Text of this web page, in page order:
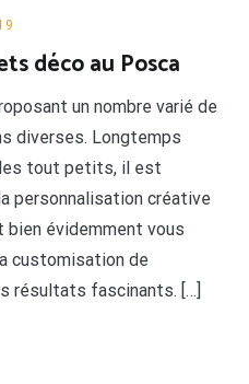
déco au Posca
un nombre varié de
diverses. Longtemps
tout petits, il est
personnalisation créative
bien évidemment vous
customisation de
résultats fascinants. […]